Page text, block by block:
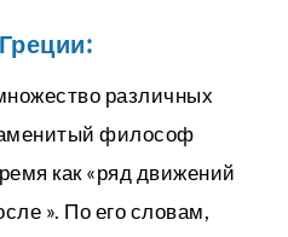
различных
философ
как «ряд движений
». По его словам,